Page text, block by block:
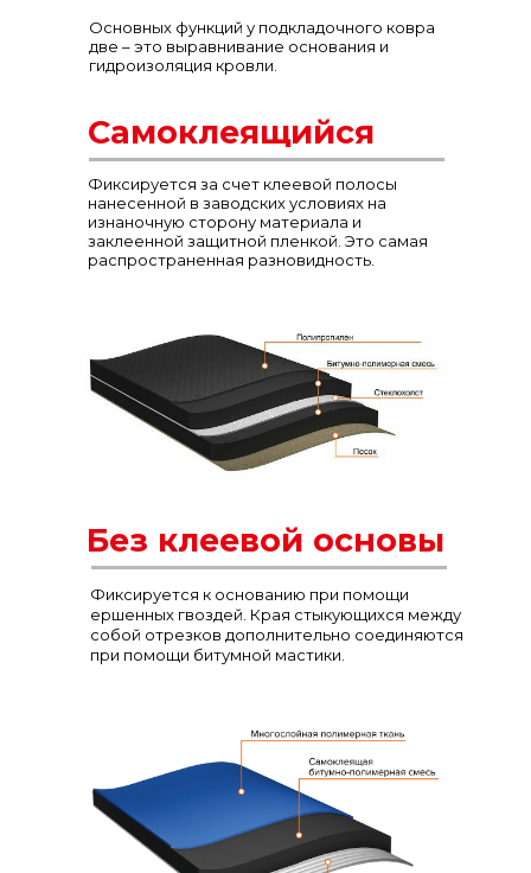
Основных функций у подкладочного ковра
две – это выравнивание основания и
гидроизоляция кровли.
Фиксируется за счет клеевой полосы
нанесенной в заводских условиях на
изнаночную сторону материала и
заклеенной защитной пленкой. Это самая
распространенная разновидность.
Фиксируется к основанию при помощи
ершенных гвоздей. Края стыкующихся между
собой отрезков дополнительно соединяются
при помощи битумной мастики.
Самоклеящийся
Без клеевой основы